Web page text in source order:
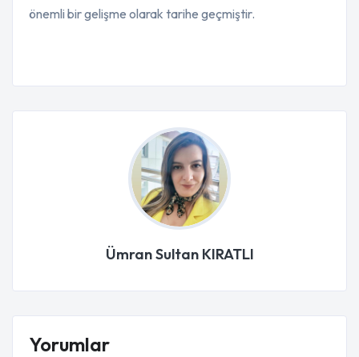
önemli bir gelişme olarak tarihe geçmiştir.
Ümran Sultan KIRATLI
Yorumlar